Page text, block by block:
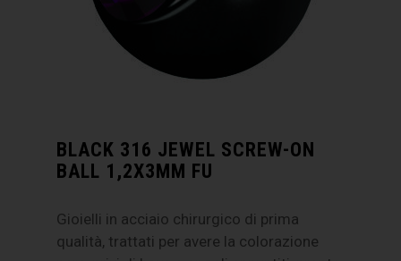
BLACK 316 JEWEL SCREW-ON
BALL 1,2X3MM FU
Gioielli in acciaio chirurgico di prima
qualità, trattati per avere la colorazione